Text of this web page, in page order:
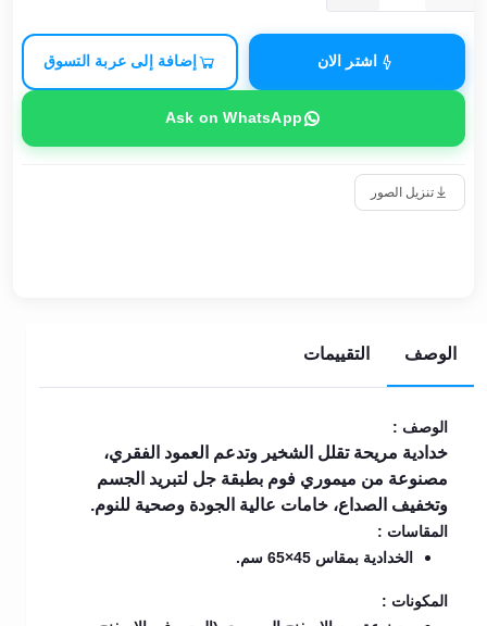
اشتر الان إضافة إلى عربة التسوق
Ask on WhatsApp
تنزيل الصور
الوصف التقييمات
الوصف :
خدادية مريحة تقلل الشخير وتدعم العمود الفقري،
مصنوعة من ميموري فوم بطبقة جل لتبريد الجسم
وتخفيف الصداع، خامات عالية الجودة وصحية للنوم.
المقاسات :
الخدادية بمقاس 45×65 سم.
المكونات :